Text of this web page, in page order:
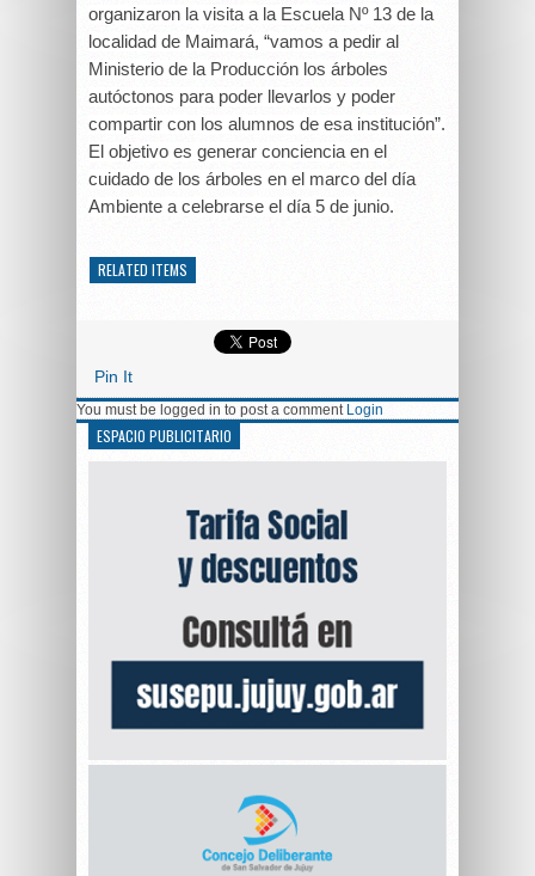
organizaron la visita a la Escuela Nº 13 de la
localidad de Maimará, “vamos a pedir al
Ministerio de la Producción los árboles
autóctonos para poder llevarlos y poder
compartir con los alumnos de esa institución”.
El objetivo es generar conciencia en el
cuidado de los árboles en el marco del día
Ambiente a celebrarse el día 5 de junio.
RELATED ITEMS
Pin It
You must be logged in to post a comment Login
ESPACIO PUBLICITARIO